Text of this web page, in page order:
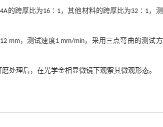
的跨厚比为16∶1，其他材料的跨厚比为32∶1，测
mm，测试速度1 mm/min，采用三点弯曲的测试方
处理后，在光学金相显微镜下观察其微观形态。